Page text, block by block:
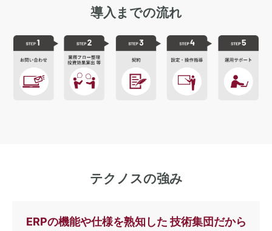
導入までの流れ
テクノスの強み
ERPの機能や仕様を熟知した 技術集団だから